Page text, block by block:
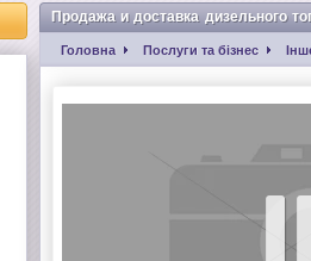
Продажа и доставка дизельного
Головна Послуги та бізнес